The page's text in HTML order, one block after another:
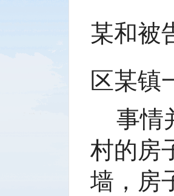
某和被
区某镇
事情
村的房
墙，房